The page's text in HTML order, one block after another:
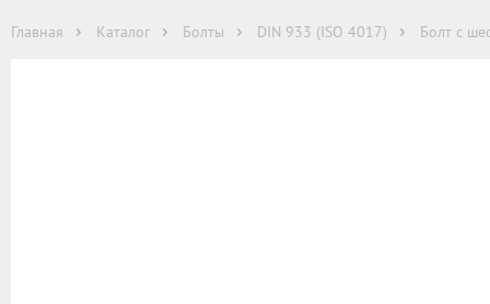
Главная Каталог Болты DIN 933 (ISO 4017) Болт с